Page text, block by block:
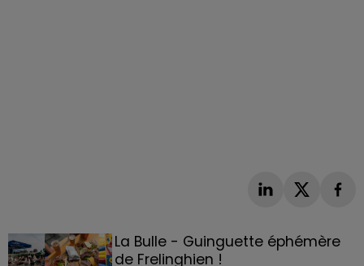
La Bulle - Guinguette éphémère
de Frelinghien !